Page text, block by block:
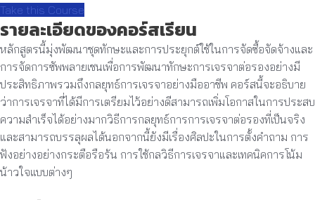
Take this Course
รายละเอียดของคอร์สเรียน
หลักสูตรนี้มุ่งพัฒนาชุดทักษะและการประยุกต์ใช้ในการจัดซื้อจัดจ้างและ
การจัดการซัพพลายเชนเพื่อการพัฒนาทักษะการเจรจาต่อรองอย่างมี
ประสิทธิภาพรวมถึงกลยุทธ์การเจรจาอย่างมืออาชีพ คอร์สนี้จะอธิบาย
ว่าการเจรจาที่ได้มีการเตรียมไว้อย่างดีสามารถเพิ่มโอกาสในการประสบ
ความสำเร็จได้อย่างมากวิธีการกลยุทธ์การการเจรจาต่อรองที่เป็นจริง
และสามารถบรรลุผลได้นอกจากนี้ยังมีเรื่องศิลปะในการตั้งคำถาม การ
ฟังอย่างอย่างกระตือรือร้น การใช้กลวิธีการเจรจาและเทคนิคการโน้ม
น้าวใจแบบต่างๆ